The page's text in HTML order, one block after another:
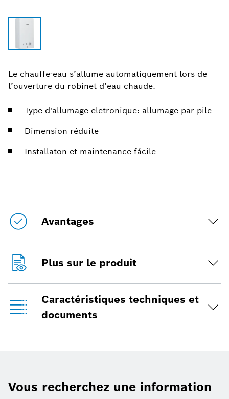
Le chauffe-eau s’allume automatiquement lors de
l’ouverture du robinet d’eau chaude.
Type d'allumage eletronique: allumage par pile
Dimension réduite
Installaton et maintenance fácile
Avantages
Plus sur le produit
Caractéristiques techniques et
documents
Vous recherchez une information